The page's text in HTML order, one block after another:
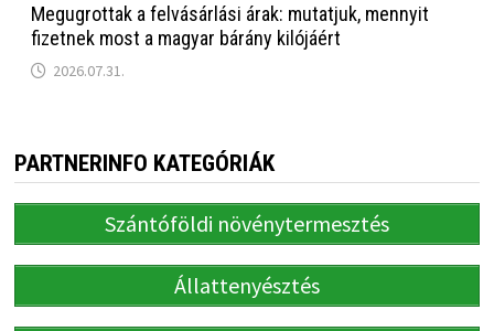
Megugrottak a felvásárlási árak: mutatjuk, mennyit
fizetnek most a magyar bárány kilójáért
2026.07.31.
PARTNERINFO KATEGÓRIÁK
Szántóföldi növénytermesztés
Állattenyésztés